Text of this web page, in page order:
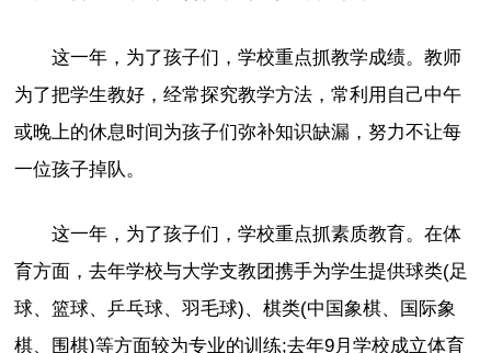
这一年，为了孩子们，学校重点抓教学成绩。教师
为了把学生教好，经常探究教学方法，常利用自己中午
或晚上的休息时间为孩子们弥补知识缺漏，努力不让每
一位孩子掉队。
这一年，为了孩子们，学校重点抓素质教育。在体
育方面，去年学校与大学支教团携手为学生提供球类(足
球、篮球、乒乓球、羽毛球)、棋类(中国象棋、国际象
棋、围棋)等方面较为专业的训练;去年9月学校成立体育